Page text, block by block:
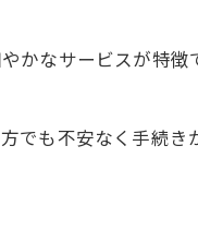
かなサービスが特徴
でも不安なく手続き